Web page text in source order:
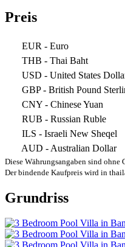
Preis
EUR - Euro
THB - Thai Baht
USD - United States
GBP- British Pound
CNY - Chinese Yuan
RUB - Russian Ruble
ILS - Israeli New Sheqel
AUD - Australian Dollar
Diese Währungsangaben sind
Der bindende Kaufpreis wird in
Grundriss